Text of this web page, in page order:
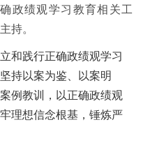
政绩观学习教育相关工
持。
践行正确政绩观学习
持以案为鉴、以案明
例教训，以正确政绩观
理想信念根基，锤炼严